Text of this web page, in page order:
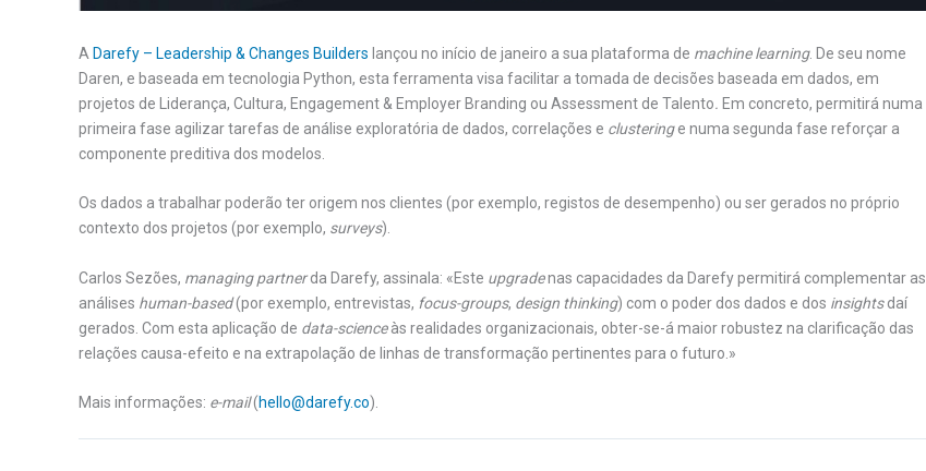
A Darefy – Leadership & Changes Builders lançou no início de janeiro a sua plataforma de machine learning. De seu nome
Daren, e baseada em tecnologia Python, esta ferramenta visa facilitar a tomada de decisões baseada em dados, em
projetos de Liderança, Cultura, Engagement & Employer Branding ou Assessment de Talento. Em concreto, permitirá numa
primeira fase agilizar tarefas de análise exploratória de dados, correlações e clusteringe numa segunda fase reforçar a
componente preditiva dos modelos.
Os dados a trabalhar poderão ter origem nos clientes (por exemplo, registos de desempenho) ou ser gerados no próprio
contexto dos projetos (por exemplo, surveys).
Carlos Sezões, managing partnerda Darefy, assinala: «Este upgradenas capacidades da Darefy permitirá complementar as
análises human-based(por exemplo, entrevistas, focus-groups, design thinking) com o poder dos dados e dos insightsdaí
gerados. Com esta aplicação de data-scienceàs realidades organizacionais, obter-se-á maior robustez na clarificação das
relações causa-efeito e na extrapolação de linhas de transformação pertinentes para o futuro.»
Mais informações: e-mail(hello@darefy.co).